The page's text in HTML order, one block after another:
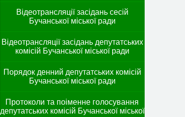
Відеотрансляції засідань сесій
Бучанської міської ради
Відеотрансляції засідань депутатських
комісій Бучанської міської ради
Порядок денний депутатських комісій
Бучанської міської ради
Протоколи та поіменне голосування
депутатських комісій Бучанської міської